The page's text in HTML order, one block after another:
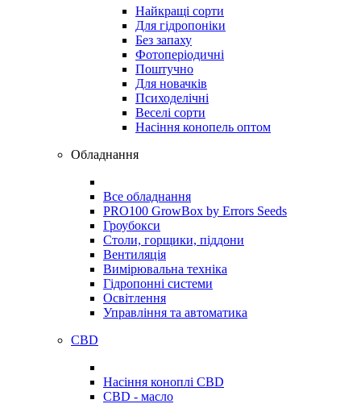
Найкращі сорти
Для гідропоніки
Без запаху
Фотоперіодичні
Поштучно
Для новачків
Психоделічні
Веселі сорти
Насіння конопель оптом
Обладнання
Все обладнання
PRO100 GrowBox by Errors Seeds
Гроубокси
Столи, горщики, піддони
Вентиляція
Вимірювальна техніка
Гідропонні системи
Освітлення
Управління та автоматика
CBD
Насіння коноплі CBD
CBD - масло